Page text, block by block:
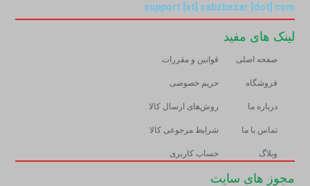
support [at] sabzbazar [dot] com
لینک های مفید
صفحه اصلی
فروشگاه
درباره ما
تماس با ما
وبلاگ
قوانین و مقررات
حریم خصوصی
روش‌های ارسال کالا
شرایط مرجوعی کالا
حساب کاربری
مجوز های سایت